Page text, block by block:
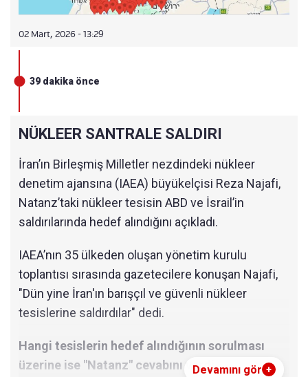
02 Mart, 2026 - 13:29
39 dakika önce
NÜKLEER SANTRALE SALDIRI
İran’ın Birleşmiş Milletler nezdindeki nükleer
denetim ajansına (IAEA) büyükelçisi Reza Najafi,
Natanz’taki nükleer tesisin ABD ve İsrail’in
saldırılarında hedef alındığını açıkladı.
IAEA’nın 35 ülkeden oluşan yönetim kurulu
toplantısı sırasında gazetecilere konuşan Najafi,
"Dün yine İran'ın barışçıl ve güvenli nükleer
tesislerine saldırdılar" dedi.
Hangi tesislerin hedef alındığının sorulması
üzerine ise "Natanz" cevabını verdi.Devamını gör +